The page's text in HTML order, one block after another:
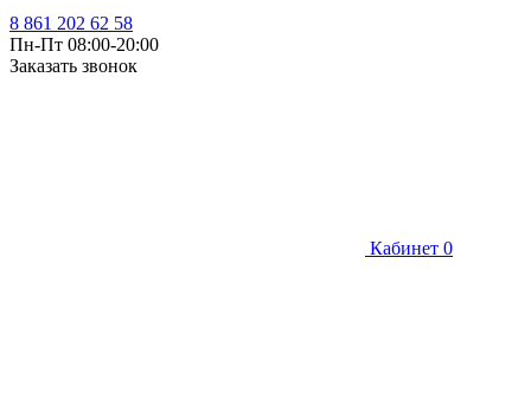
8 861 202 62 58
Пн-Пт 08:00-20:00
Заказать звонок
Кабинет 0